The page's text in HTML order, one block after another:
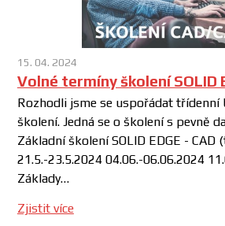
15. 04. 2024
Volné termíny školení SOLID
Rozhodli jsme se uspořádat třídenní
školení. Jedná se o školení s pevně
Základní školení SOLID EDGE - CAD
21.5.-23.5.2024 04.06.-06.06.2024
Základy…
Zjistit více